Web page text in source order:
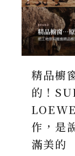
精品櫥
的！
作，是
滿美的